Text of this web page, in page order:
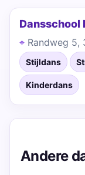
Dansschool
Randweg 5,
Stijldans
Kinderdans
Andere